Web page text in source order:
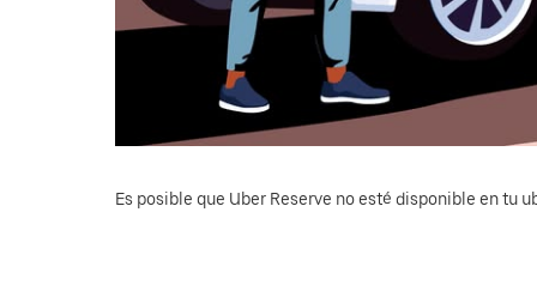
Es posible que Uber Reserve no esté disponible en tu